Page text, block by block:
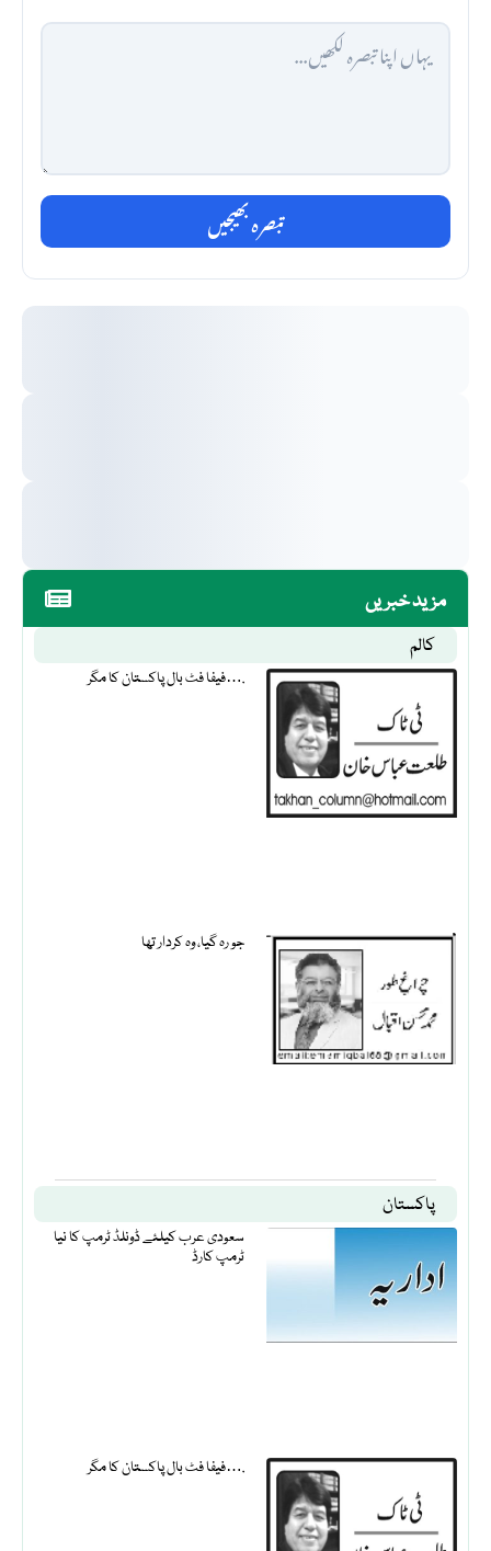
مزید خبریں
کالم
فیفا فٹ بال پاکستان کا مگر….
جو رہ گیا، وہ کردار تھا
پاکستان
سعودی عرب کیلئے ڈونلڈ ٹرمپ کا نیا
ٹرمپ کارڈ
فیفا فٹ بال پاکستان کا مگر….
تبصرہ بھیجیں